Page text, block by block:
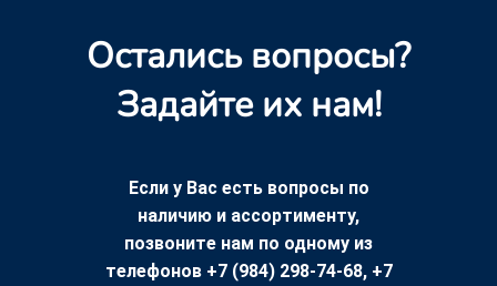
Остались вопросы?
Задайте их нам!
Если у Вас есть вопросы по
наличию и ассортименту,
позвоните нам по одному из
телефонов +7 (984) 298-74-68, +7